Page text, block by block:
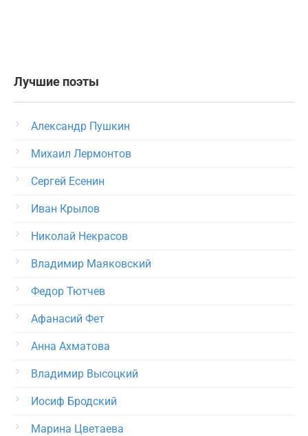
Лучшие поэты
Александр Пушкин
Михаил Лермонтов
Сергей Есенин
Иван Крылов
Николай Некрасов
Владимир Маяковский
Федор Тютчев
Афанасий Фет
Анна Ахматова
Владимир Высоцкий
Иосиф Бродский
Марина Цветаева